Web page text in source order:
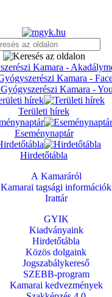
Területi hírek
Eseménynaptár
Hirdetőtábla
A Kamaráról
Kamarai tagsági információk
Irattár
GYIK
Kiadványaink
Hirdetőtábla
Közös dolgaink
Jogszabálykereső
SZEBB-program
Kamarai kedvezmények